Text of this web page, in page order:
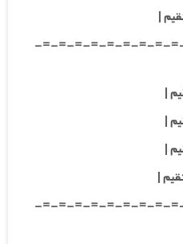
-=-=-=-=-=-=-=-=-
-=-=-=-=-=-=-=-=-